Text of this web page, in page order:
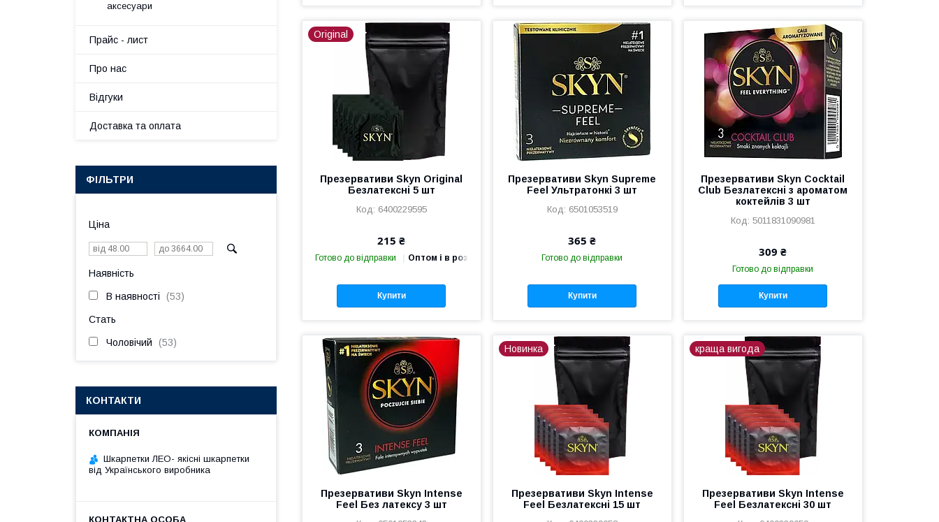
Original
Презервативи Skyn Original
Безлатексні 5 шт
6400229595
215 ₴
Готово до відправки Оптом і в роздріб
Купити
Презервативи Skyn Supreme
Feel Ультратонкі 3 шт
6501053519
365 ₴
Готово до відправки
Купити
Презервативи Skyn Cocktail
Club Безлатексні з ароматом
коктейлів 3 шт
5011831090981
309 ₴
Готово до відправки
Купити
Презервативи Skyn Intense
Feel Без латексу 3 шт
Новинка
Презервативи Skyn Intense
Feel Безлатексні 15 шт
краща вигода
Презервативи Skyn Intense
Feel Безлатексні 30 шт
аксесуари
Прайс - лист
Про нас
Вiдгуки
Доставка та оплата
ФІЛЬТРИ
Ціна
Наявність
В наявності 53
Стать
Чоловічий 53
КОНТАКТИ
Шкарпетки ЛЕО- якісні шкарпетки
від Українського виробника